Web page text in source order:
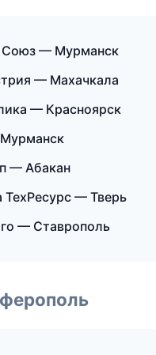
Союз — Мурманск
— Махачкала
— Красноярск
— Абакан
— Тверь
— Ставрополь